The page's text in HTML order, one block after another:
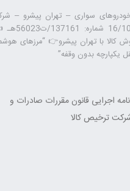
سواری – تهران پیشرو –
ترخیص کالا تاریخ: 16/10/1397
کالا با تهران پیشرو👉 “مرزهای
یکپارچه بدون وقفه”